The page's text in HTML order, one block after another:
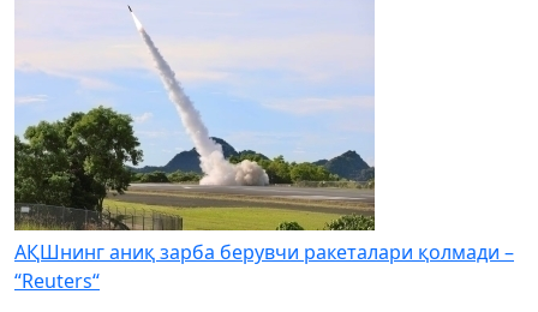
АҚШнинг аниқ зарба берувчи ракеталари қолмади –
“Reuters“